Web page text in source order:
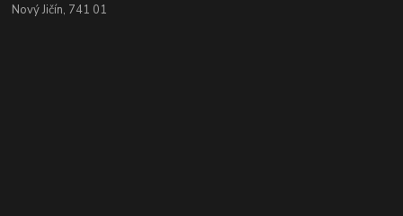
Nový Jičín, 741 01